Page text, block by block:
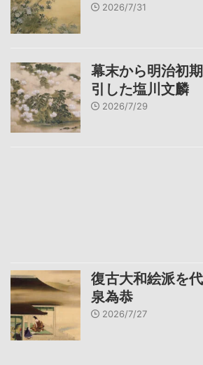
2026/7/31
幕末から明治初
引した塩川文麟
2026/7/29
復古大和絵派を
泉為恭
2026/7/27